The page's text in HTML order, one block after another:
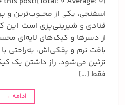
اسفنجی، یکی از محبوب‌ترین و
قنادی و شیرینی‌پزی است. این
از دسرها و کیک‌های لایه‌ای
بافت نرم و پفکی‌اش، به‌راحتی با
تزئین می‌شود. راز داشتن یک
فقط […]
ادامه →